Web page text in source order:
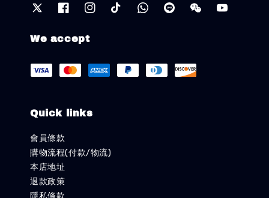
We accept
Quick links
會員條款
購物流程(付款/物流)
本店地址
退款政策
隱私條款